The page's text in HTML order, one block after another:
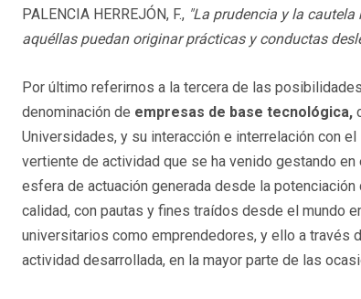
PALENCIA HERREJÓN, F., "La prudencia y la
aquéllas puedan originar prácticas y conductas
Por último referirnos a la tercera de las
denominación de empresas de base tecnológica,
Universidades, y su interacción e interrelación con
vertiente de actividad que se ha venido gestando
esfera de actuación generada desde la
calidad, con pautas y fines traídos desde el mundo
universitarios como emprendedores, y ello a través
actividad desarrollada, en la mayor parte de